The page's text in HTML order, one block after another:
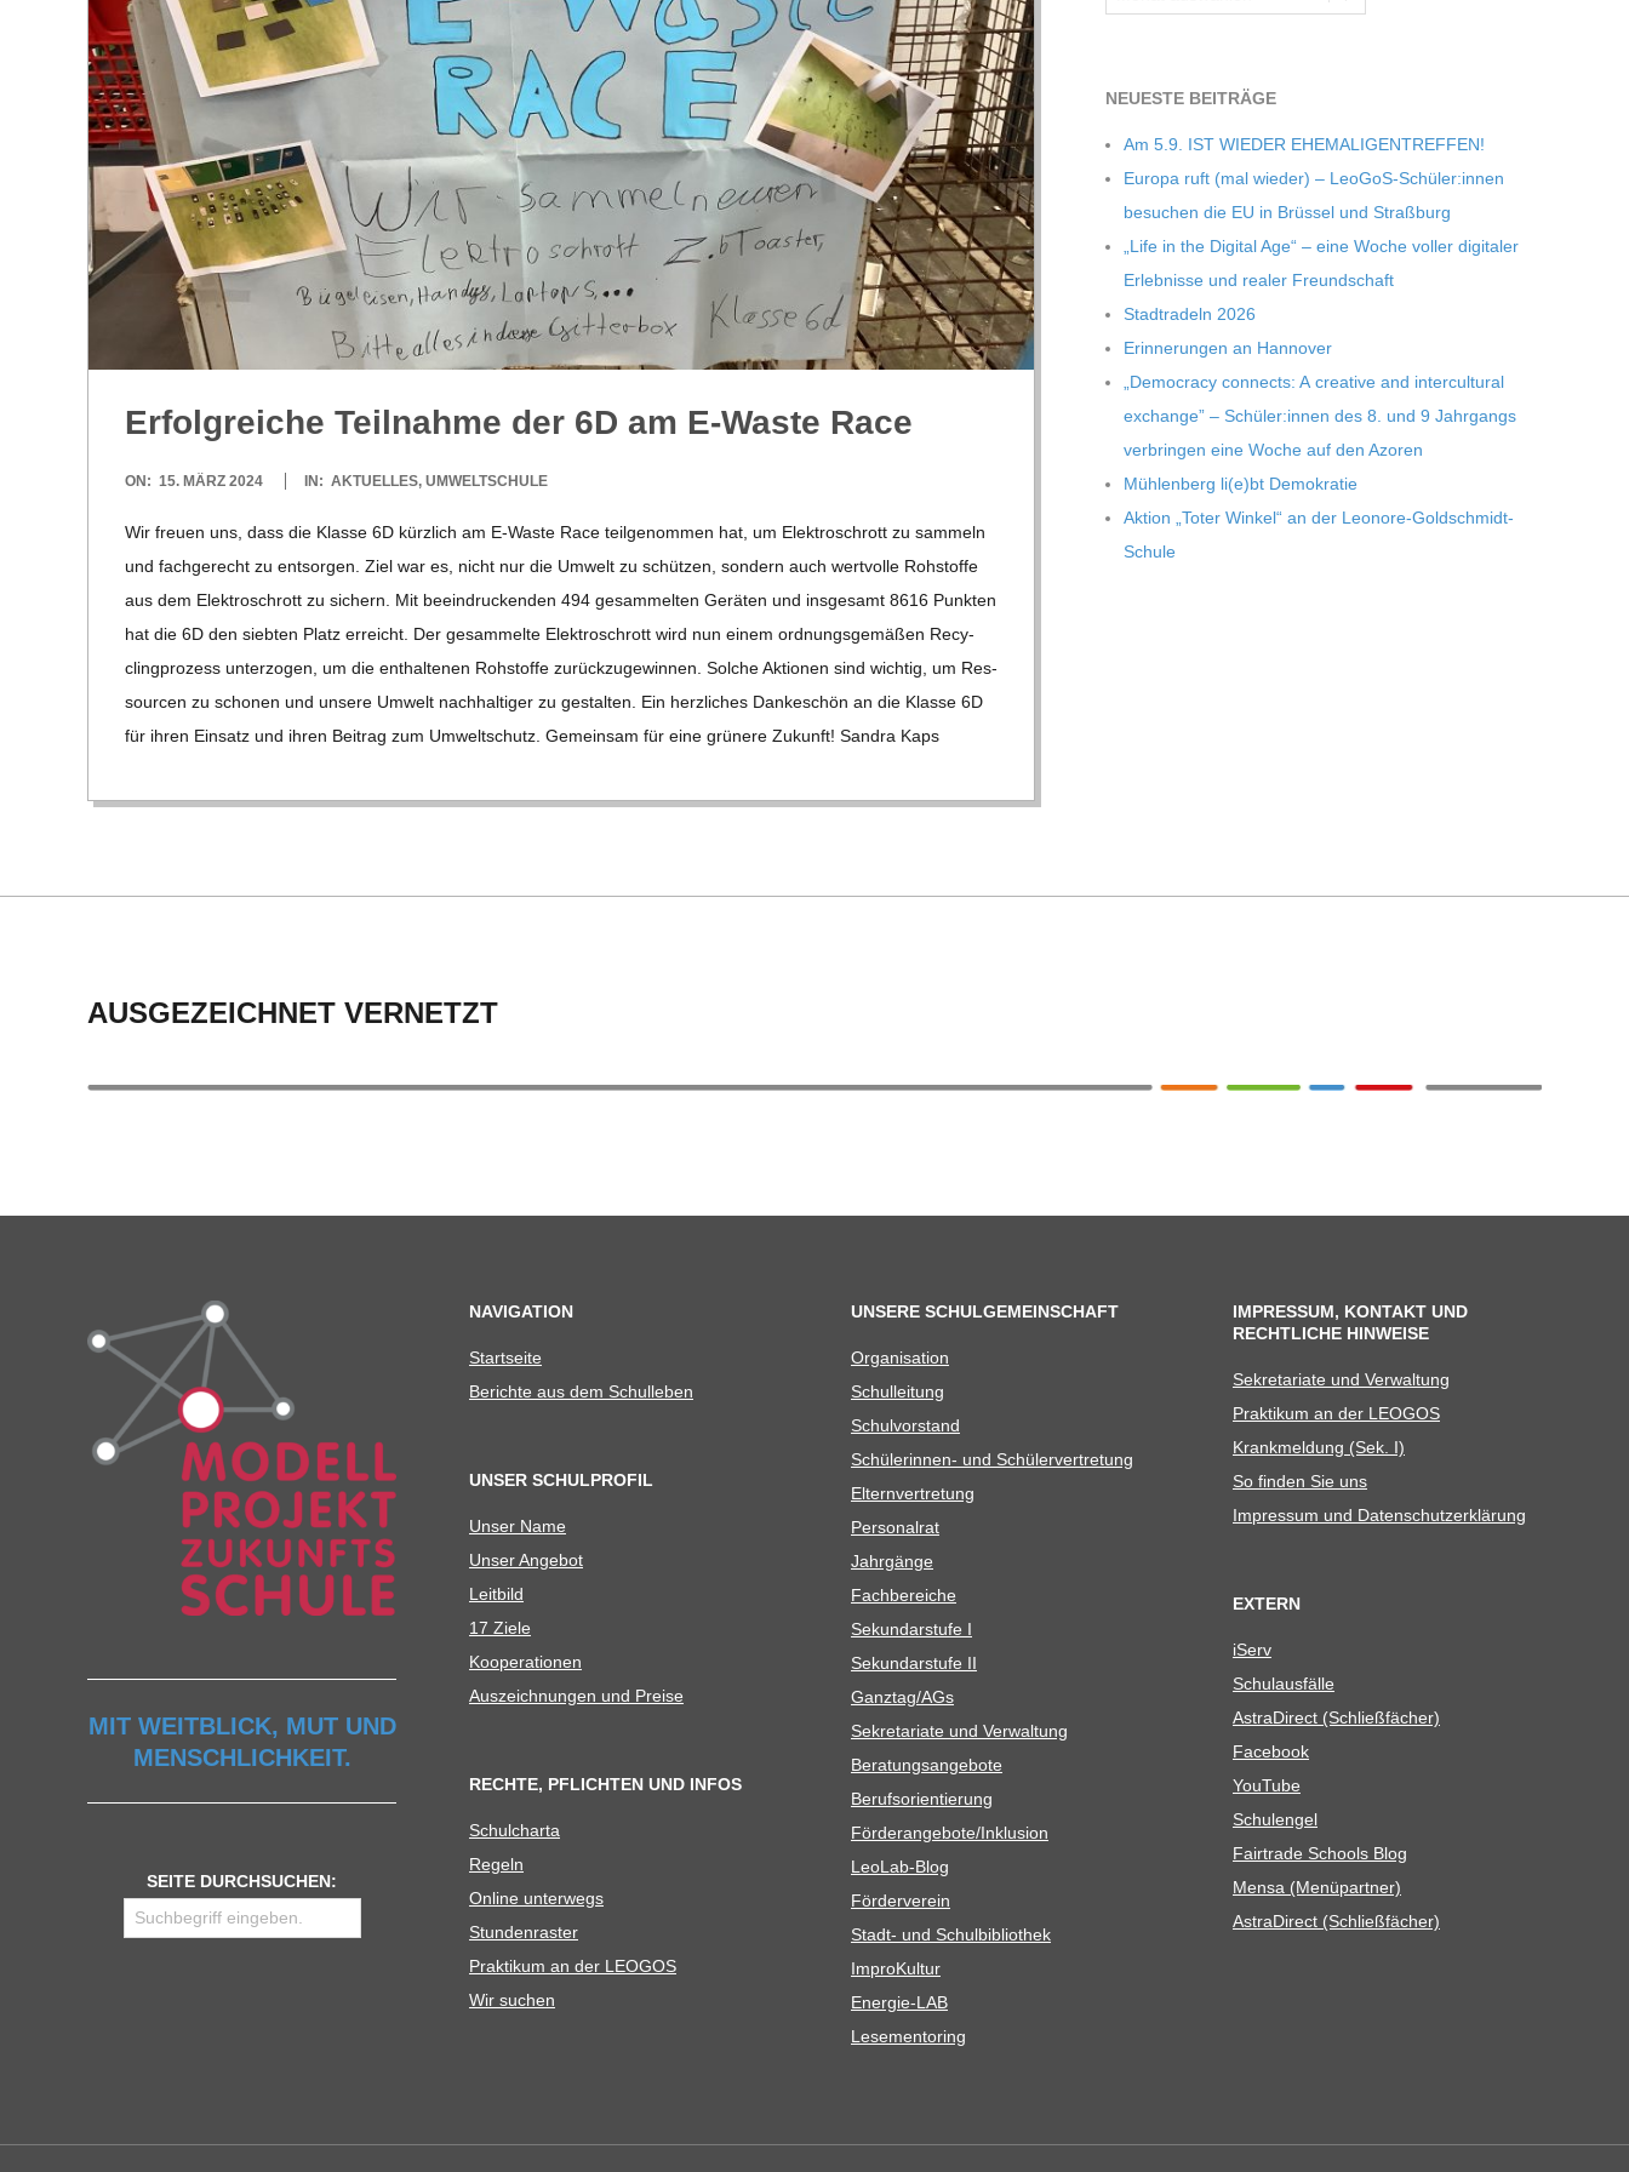
R
E
-
G
O
L
D
S
C
H
M
I
T
S
C
U
E
Erfolg­rei­che Teil­nahme der 6D am E‑Waste Race
2024-
ON: 15. MÄRZ 2024 IN: AKTUELLES, UMWELTSCHULE
Wir freuen uns, dass die Klasse 6D kürz­lich am E‑Waste Race teil­ge­nom­men hat, um Elek­tro­schrott zu sam­meln
und fach­ge­recht zu ent­sor­gen. Ziel war es, nicht nur die Umwelt zu schüt­zen, son­dern auch wert­volle Roh­stoffe
aus dem Elek­tro­schrott zu sichern. Mit beein­dru­cken­den 494 gesam­mel­ten Gerä­ten und ins­ge­samt 8616 Punk­ten
hat die 6D den sieb­ten Platz erreicht. Der gesam­melte Elek­tro­schrott wird nun einem ord­nungs­ge­mä­ßen Recy­
cling­pro­zess unter­zo­gen, um die ent­hal­te­nen Roh­stoffe zurück­zu­ge­win­nen. Sol­che Aktio­nen sind wich­tig, um Res­
sour­cen zu scho­nen und unsere Umwelt nach­hal­ti­ger zu gestal­ten. Ein herz­li­ches Dan­ke­schön an die Klasse 6D
für ihren Ein­satz und ihren Bei­trag zum Umwelt­schutz. Gemein­sam für eine grü­nere Zukunft! San­dra Kaps
NEU­ESTE BEITRÄGE
Am 5.9. IST WIEDER EHEMALIGENTREFFEN!
Europa ruft (mal wie­der) – LeoGoS-Schüler:innen
besu­chen die EU in Brüs­sel und Straßburg
„Life in the Digi­tal Age“ – eine Woche vol­ler digi­ta­ler
Erleb­nisse und rea­ler Freundschaft
Stadt­ra­deln 2026
Erin­ne­run­gen an Hannover
„Demo­cracy con­nects: A crea­tive and inter­cul­tu­ral
exch­ange” – Schüler:innen des 8. und 9 Jahr­gangs
ver­brin­gen eine Woche auf den Azoren
Müh­len­berg li(e)bt Demokratie
Aktion „Toter Win­kel“ an der Leonore-Goldschmidt-
Schule
AUSGEZEICHNET VERNETZT
MIT WEITBLICK, MUT UND
MENSCHLICHKEIT.
SEITE DURCHSUCHEN:
NAVIGATION
Start­seite
Berichte aus dem Schulleben
UNSER SCHULPROFIL
Unser Name
Unser Ange­bot
Leit­bild
17 Ziele
Koope­ra­tio­nen
Aus­zeich­nun­gen und Preise
RECHTE, PFLICHTEN UND INFOS
Schul­charta
Regeln
Online unter­wegs
Stun­den­ras­ter
Prak­ti­kum an der LEOGOS
Wir suchen
UNSERE SCHULGEMEINSCHAFT
Orga­ni­sa­tion
Schul­lei­tung
Schul­vor­stand
Schü­le­rin­nen- und Schülervertretung
Eltern­ver­tre­tung
Per­so­nal­rat
Jahr­gänge
Fach­be­rei­che
Sekun­dar­stufe I
Sekun­dar­stufe II
Ganztag/​​AGs
Sekre­ta­riate und Verwaltung
Bera­tungs­an­ge­bote
Berufs­ori­en­tie­rung
Förderangebote/​​Inklusion
Leo­Lab-Blog
För­der­ver­ein
Stadt- und Schulbibliothek
Impro­Kul­tur
Ener­­gie-LAB
Lese­men­to­ring
IMPRESSUM, KONTAKT UND
RECHTLICHE HINWEISE
Sekre­ta­riate und Verwaltung
Prak­ti­kum an der LEOGOS
Krank­mel­dung (Sek. I)
So fin­den Sie uns
Impres­sum und Datenschutzerklärung
EXTERN
iServ
Schul­aus­fälle
Astra­Di­rect (Schließ­fä­cher)
Face­book
You­Tube
Schul­en­gel
Fair­trade Schools Blog
Mensa (Menü­part­ner)
Astra­Di­rect (Schließ­fä­cher)